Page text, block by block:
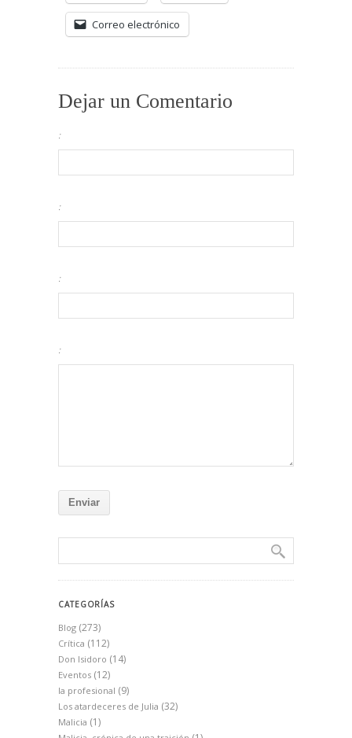
Correo electrónico
Dejar un Comentario
:
:
:
:
CATEGORÍAS
Blog (273)
Crítica (112)
Don Isidoro (14)
Eventos (12)
la profesional (9)
Los atardeceres de Julia (32)
Malicia (1)